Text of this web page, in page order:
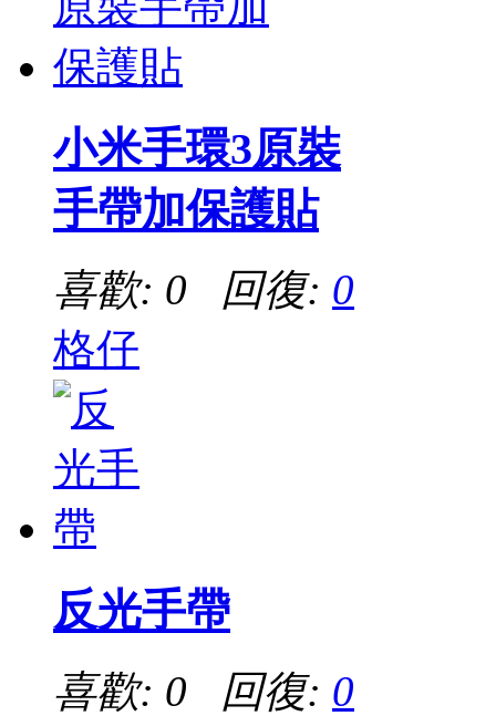
小米手環3原裝
手帶加保護貼
喜歡: 0 回復: 0
格仔
反光手帶
喜歡: 0 回復: 0